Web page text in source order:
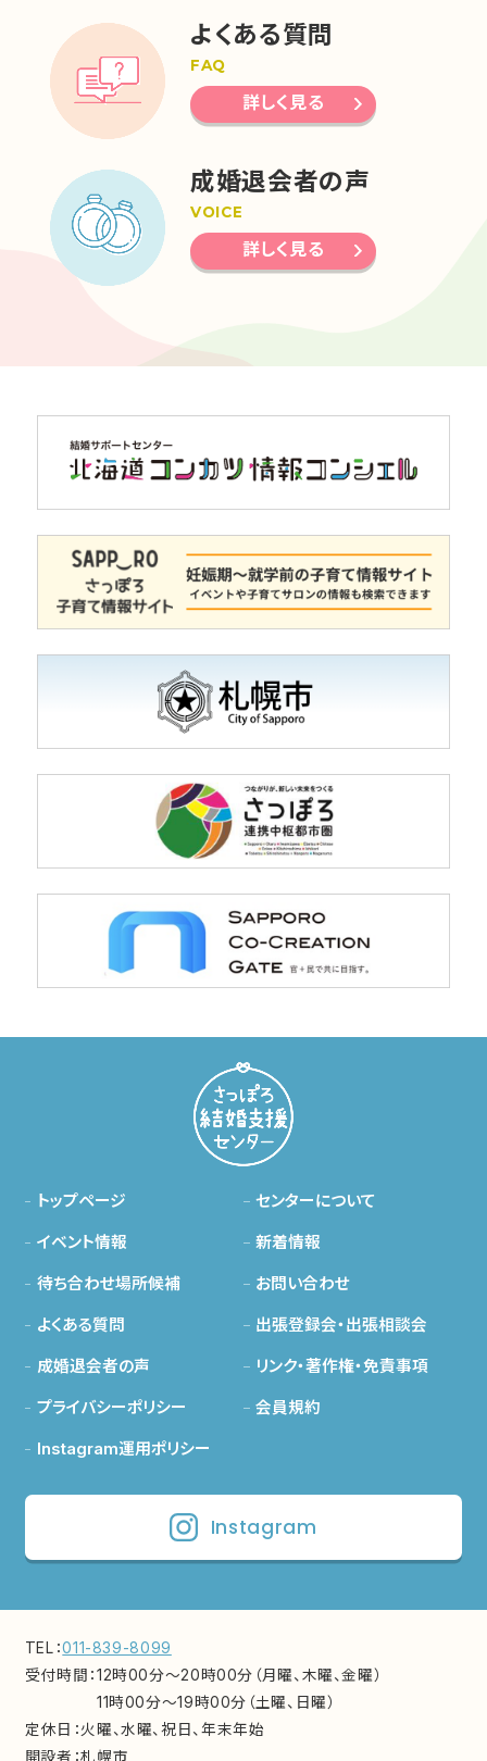
よくある質問
FAQ
詳しく見る
成婚退会者の声
VOICE
詳しく見る
トップページ センターについて
イベント情報 新着情報
待ち合わせ場所候補 お問い合わせ
よくある質問 出張登録会・出張相談会
成婚退会者の声 リンク・著作権・免責事項
プライバシーポリシー 会員規約
Instagram運用ポリシー
Instagram
TEL：011-839-8099
受付時間：12時00分～20時00分（月曜、木曜、金曜）
11時00分～19時00分（土曜、日曜）
定休日：火曜、水曜、祝日、年末年始
開設者：札幌市